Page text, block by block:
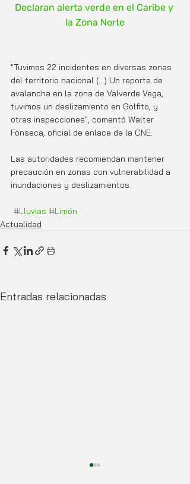
Declaran alerta verde en el Caribe y
la Zona Norte
"Tuvimos 22 incidentes en diversas zonas
del territorio nacional (...) Un reporte de
avalancha en la zona de Valverde Vega,
tuvimos un deslizamiento en Golfito, y
otras inspecciones", comentó Walter
Fonseca, oficial de enlace de la CNE.
Las autoridades recomiendan mantener
precaución en zonas con vulnerabilidad a
inundaciones y deslizamientos.
#Lluvias #Limón
Actualidad
Entradas relacionadas